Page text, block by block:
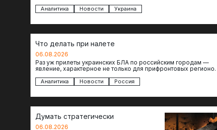
Аналитика Новости Украина
Что делать при налете
06.08.2026
Раз уж прилеты украинских БЛА по российским городам —
явление, характерное не только для прифронтовых
Аналитика Новости Россия
Думать стратегически
06.08.2026